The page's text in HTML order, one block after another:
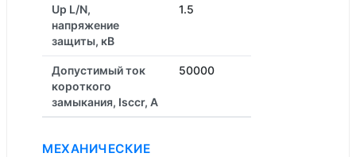
Up L/N,
напряжение
защиты, кВ
1.5
Допустимый ток
короткого
замыкания, Isccr, А
50000
МЕХАНИЧЕСКИЕ